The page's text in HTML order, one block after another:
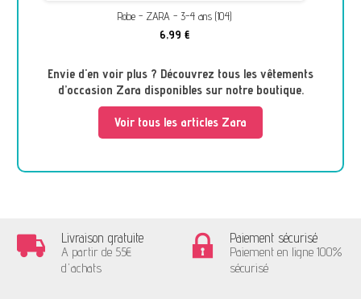
Robe - ZARA - 3-4 ans (104)
6,99 €
Envie d'en voir plus ? Découvrez tous les vêtements
d’occasion Zara disponibles sur notre boutique.
Voir tous les articles Zara
Livraison gratuite
A partir de 55€
d'achats
Paiement sécurisé
Paiement en ligne 100%
sécurisé